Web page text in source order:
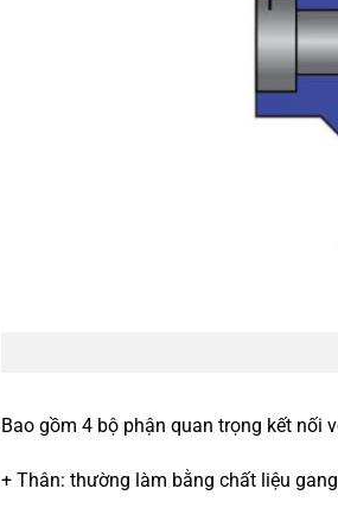
Bao gồm 4 bộ phận quan trọng kết nối
+ Thân: thường làm bằng chất liệu